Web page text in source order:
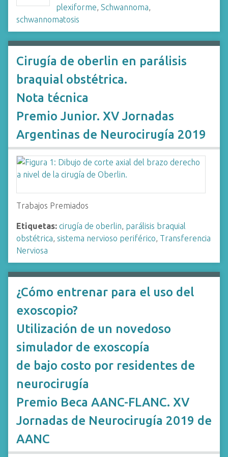
plexiforme, Schwannoma,
schwannomatosis
Cirugía de oberlin en parálisis
braquial obstétrica.
Nota técnica
Premio Junior. XV Jornadas
Argentinas de Neurocirugía 2019
Trabajos Premiados
Etiquetas: cirugía de oberlin, parálisis braquial
obstétrica, sistema nervioso periférico, Transferencia
Nerviosa
¿Cómo entrenar para el uso del
exoscopio?
Utilización de un novedoso
simulador de exoscopía
de bajo costo por residentes de
neurocirugía
Premio Beca AANC-FLANC. XV
Jornadas de Neurocirugía 2019 de
AANC